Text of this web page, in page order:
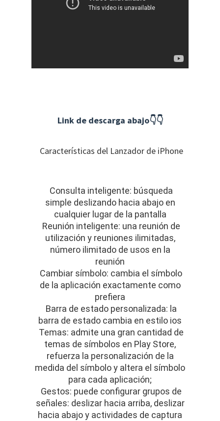
Link de descarga abajo👇👇
Características del Lanzador de iPhone
Consulta inteligente: búsqueda
simple deslizando hacia abajo en
cualquier lugar de la pantalla
Reunión inteligente: una reunión de
utilización y reuniones ilimitadas,
número ilimitado de usos en la
reunión
Cambiar símbolo: cambia el símbolo
de la aplicación exactamente como
prefiera
Barra de estado personalizada: la
barra de estado cambia en estilo ios
Temas: admite una gran cantidad de
temas de símbolos en Play Store,
refuerza la personalización de la
medida del símbolo y altera el símbolo
para cada aplicación;
Gestos: puede configurar grupos de
señales: deslizar hacia arriba, deslizar
hacia abajo y actividades de captura